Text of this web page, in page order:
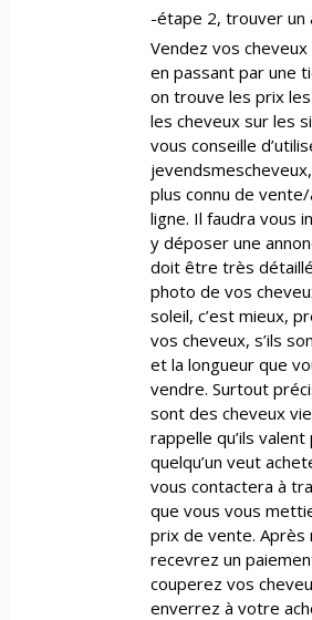
-étape 2, trouver un
Vendez vos
en passant par une
on trouve les prix
les cheveux sur les
vous conseille
plus connu de
ligne. Il faudra vous
y déposer une
doit être très
photo de vos
soleil, c’est mieux,
vos cheveux, s’ils
et la longueur que
vendre. Surtout
sont des cheveux
rappelle qu’ils valent
quelqu’un veut
vous contactera à
que vous vous
prix de vente. Après
recevrez un
couperez vos
enverrez à votre